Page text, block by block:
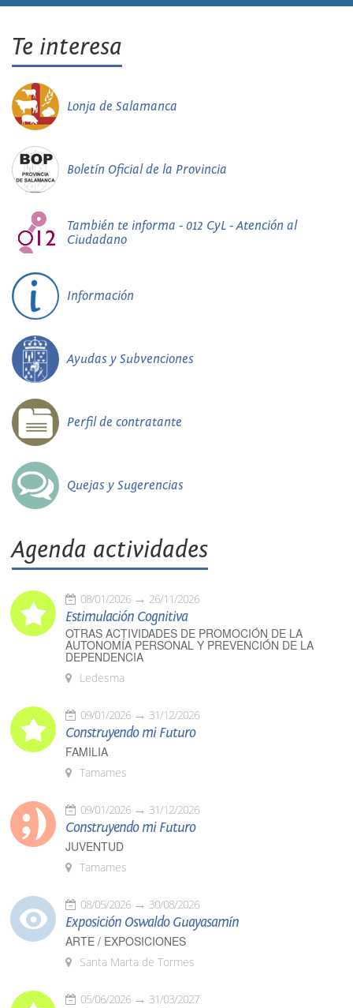
Te interesa
Lonja de Salamanca
Boletín Oficial de la Provincia
También te informa - 012 CyL - Atención al
Ciudadano
Información
Ayudas y Subvenciones
Perfil de contratante
Quejas y Sugerencias
Agenda actividades
08/01/2026 26/11/2026
Estimulación Cognitiva
OTRAS ACTIVIDADES DE PROMOCIÓN DE LA
AUTONOMÍA PERSONAL Y PREVENCIÓN DE LA
DEPENDENCIA
Ledesma
09/01/2026 31/12/2026
Construyendo mi Futuro
FAMILIA
Tamames
09/01/2026 31/12/2026
Construyendo mi Futuro
JUVENTUD
Tamames
08/05/2026 30/08/2026
Exposición Oswaldo Guayasamín
ARTE / EXPOSICIONES
Santa Marta de Tormes
05/06/2026 31/03/2027